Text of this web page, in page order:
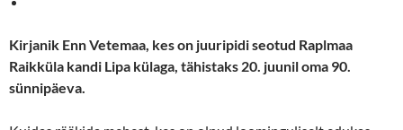
Kirjanik Enn Vetemaa, kes on juuripidi seotud Raplmaa
Raikküla kandi Lipa külaga, tähistaks 20. juunil oma 90.
sünnipäeva.